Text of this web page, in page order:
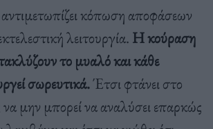
κόπωση αποφάσεων
λειτουργία. Η κούραση
το μυαλό και κάθε
σωρευτικά.Έτσι φτάνει στο
να μην μπορεί να αναλύσει επαρκώς